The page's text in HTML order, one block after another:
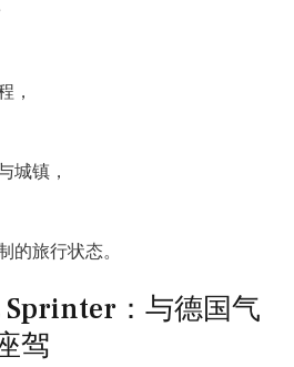
，
城镇，
的旅行状态。
Sprinter：与德国气
驾